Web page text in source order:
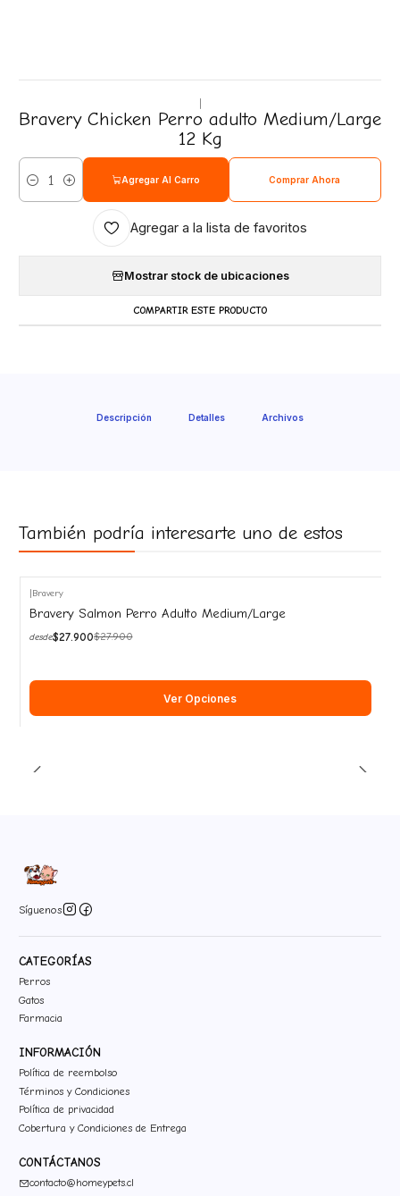
Bravery Chicken Perro adulto Medium/Large
12 Kg
Cantidad
Agregar Al Carro Comprar Ahora
Agregar a la lista de favoritos
Mostrar stock de ubicaciones
COMPARTIR ESTE PRODUCTO
Descripción Detalles Archivos
También podría interesarte uno de estos
-10%
OFF
Bravery
Bravery Salmon Perro Adulto Medium/Large
desde$27.900$27.900
Ver Opciones
Síguenos
CATEGORÍAS
Perros
Gatos
Farmacia
INFORMACIÓN
Política de reembolso
Términos y Condiciones
Política de privacidad
Cobertura y Condiciones de Entrega
CONTÁCTANOS
contacto@homeypets.cl